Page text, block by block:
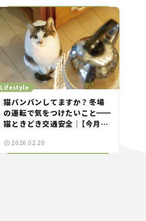
Lifestyle
猫バンバンしてますか？ 冬場
の運転で気をつけたいこと━━
猫ときどき交通安全｜【今月の
2026.02.20